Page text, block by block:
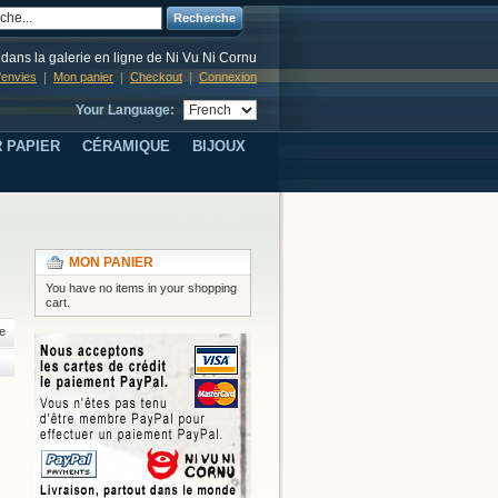
Recherche
la galerie en ligne de Ni Vu Ni Cornu
Mon panier Checkout Connexion
Your Language:
PAPIER CÉRAMIQUE BIJOUX
MON PANIER
You have no items in your shopping
cart.